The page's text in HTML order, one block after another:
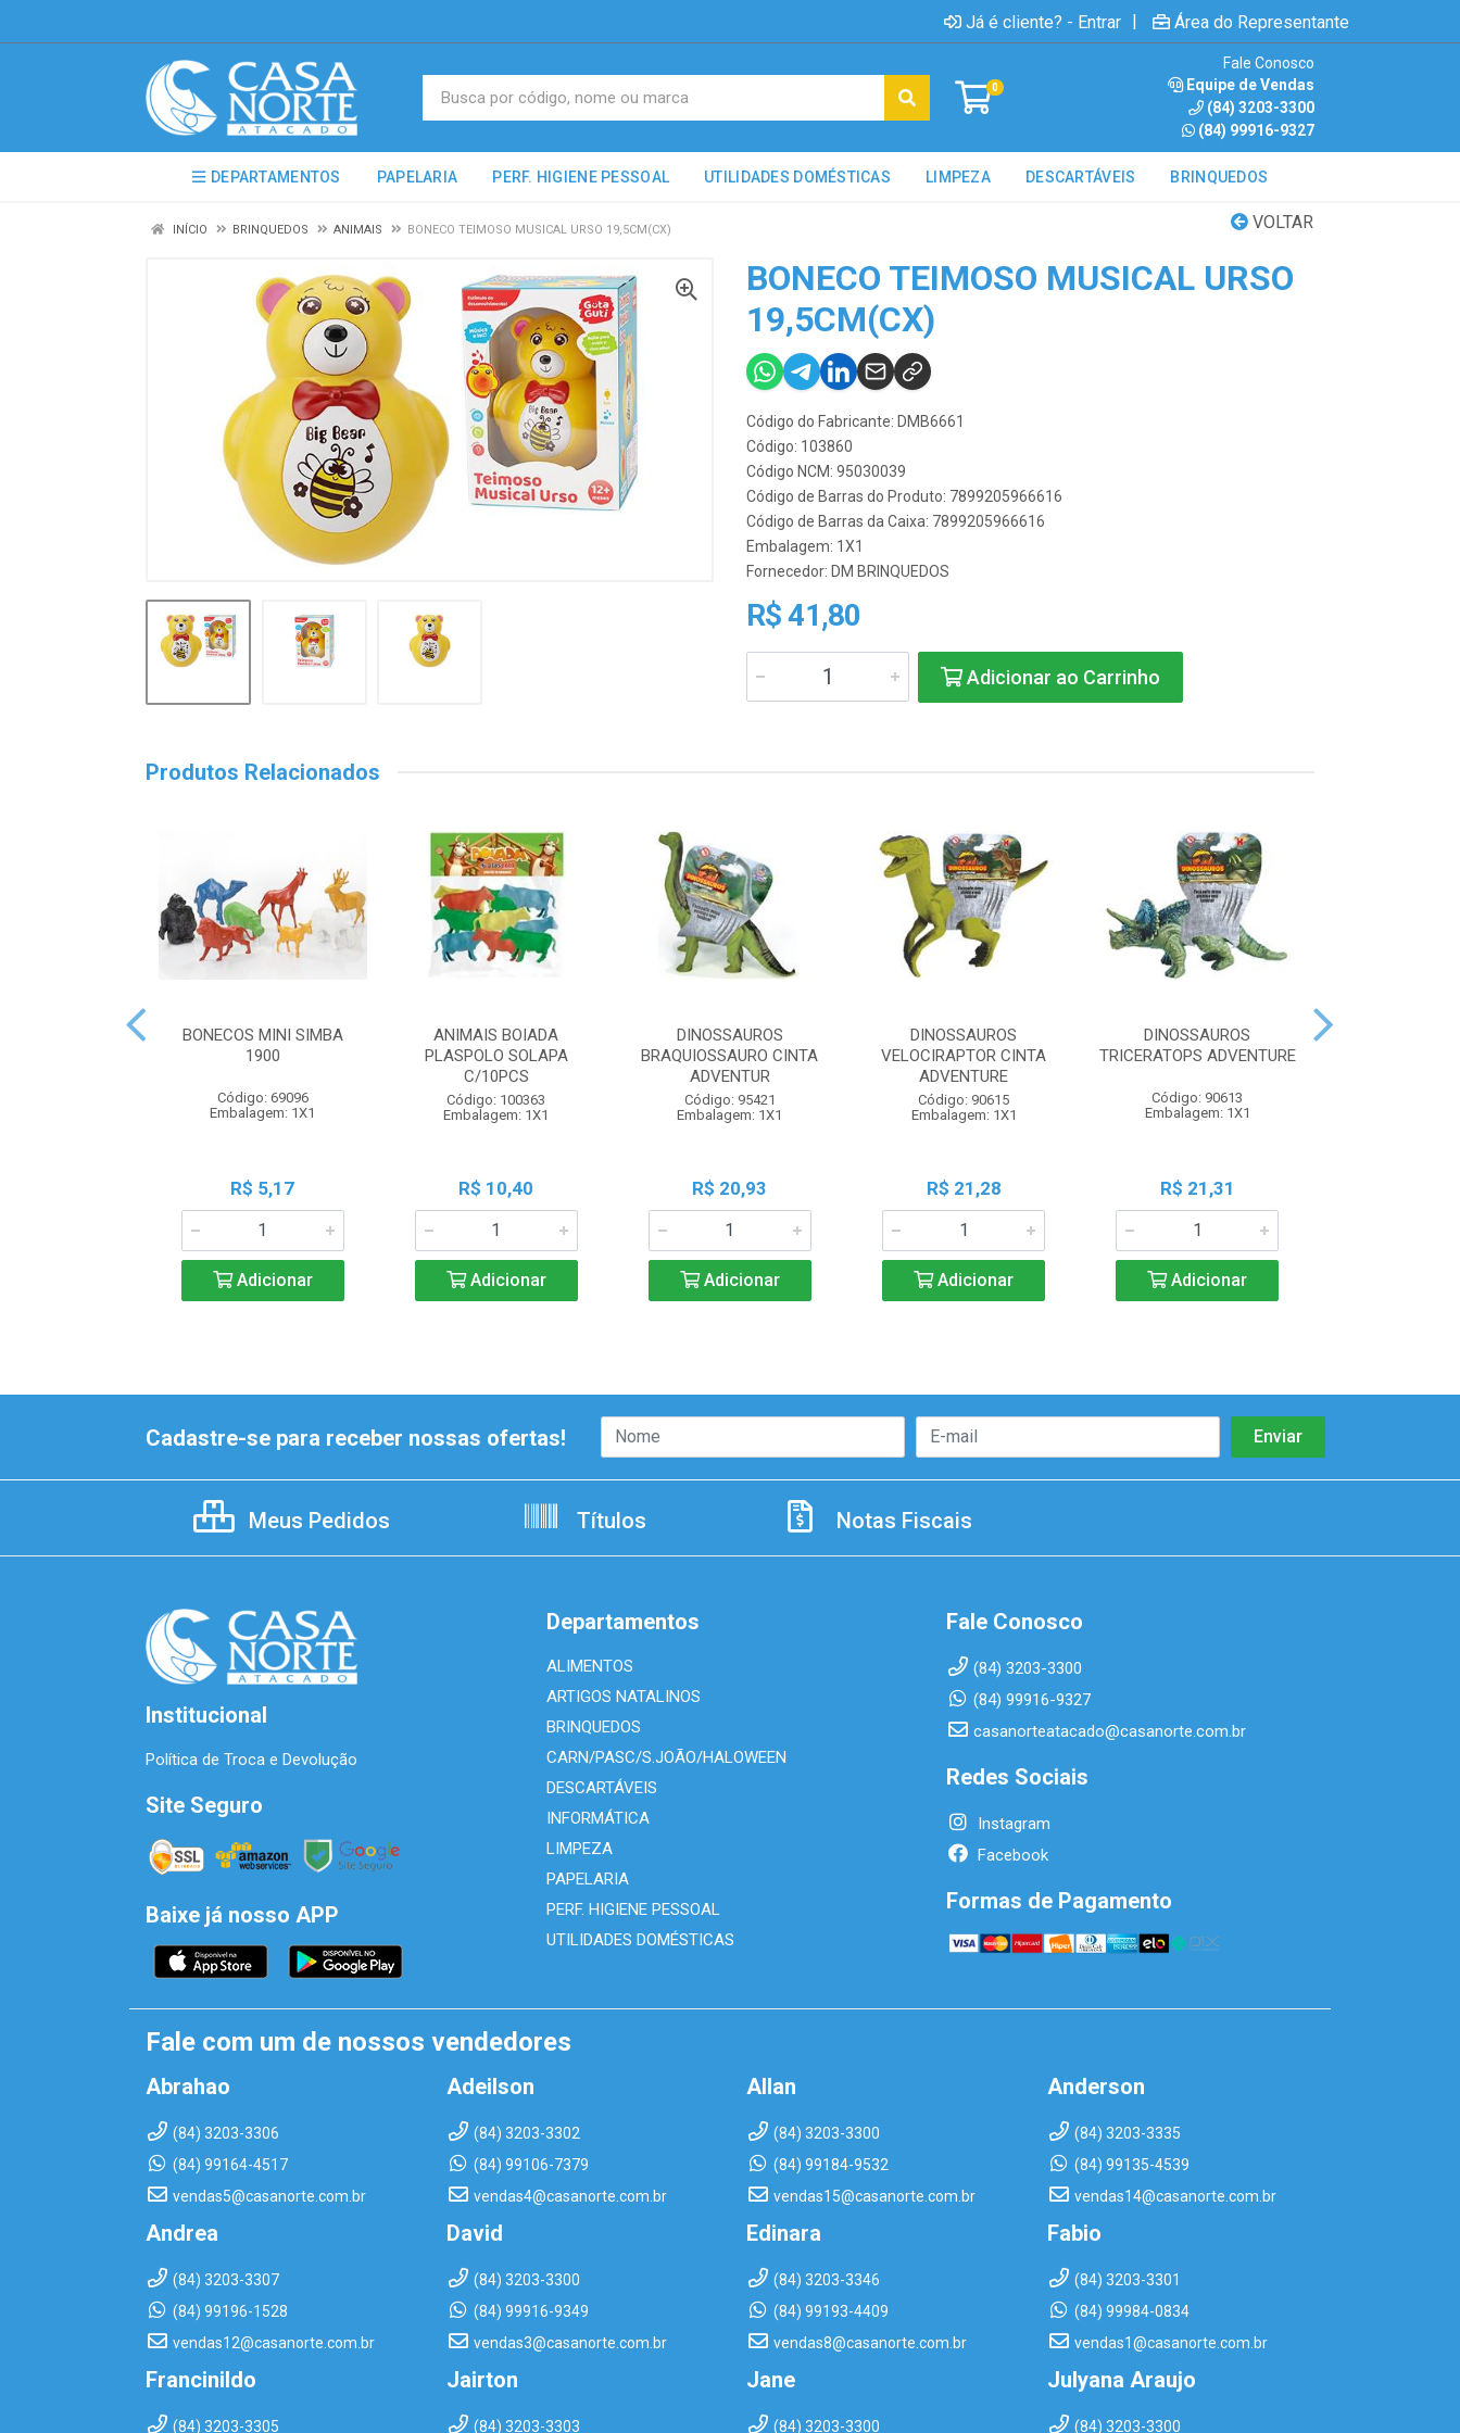
Já é cliente? - Entrar | Área do Representante
0
Fale Conosco
Equipe de Vendas
(84) 3203-3300
(84) 99916-9327
DEPARTAMENTOS PAPELARIA PERF. HIGIENE PESSOAL UTILIDADES DOMÉSTICAS LIMPEZA DESCARTÁVEIS BRINQUEDOS
VOLTAR
INÍCIO BRINQUEDOS ANIMAIS BONECO TEIMOSO MUSICAL URSO 19,5CM(CX)
BONECO TEIMOSO MUSICAL URSO
19,5CM(CX)
Código do Fabricante: DMB6661
Código: 103860
Código NCM: 95030039
Código de Barras do Produto: 7899205966616
Código de Barras da Caixa: 7899205966616
Embalagem: 1X1
Fornecedor: DM BRINQUEDOS
R$ 41,80
Adicionar ao Carrinho
Produtos Relacionados
BONECOS MINI SIMBA
1900
Código: 69096
Embalagem: 1X1
R$ 5,17
Adicionar
ANIMAIS BOIADA
PLASPOLO SOLAPA
C/10PCS
Código: 100363
Embalagem: 1X1
R$ 10,40
Adicionar
DINOSSAUROS
BRAQUIOSSAURO CINTA
ADVENTUR
Código: 95421
Embalagem: 1X1
R$ 20,93
Adicionar
DINOSSAUROS
VELOCIRAPTOR CINTA
ADVENTURE
Código: 90615
Embalagem: 1X1
R$ 21,28
Adicionar
DINOSSAUROS
TRICERATOPS ADVENTURE
Código: 90613
Embalagem: 1X1
R$ 21,31
Adicionar
Cadastre-se para receber nossas ofertas!
Meus Pedidos Títulos Notas Fiscais
Institucional
Política de Troca e Devolução
Site Seguro
Baixe já nosso APP
Departamentos
ALIMENTOS
ARTIGOS NATALINOS
BRINQUEDOS
CARN/PASC/S.JOÃO/HALOWEEN
DESCARTÁVEIS
INFORMÁTICA
LIMPEZA
PAPELARIA
PERF. HIGIENE PESSOAL
UTILIDADES DOMÉSTICAS
Fale Conosco
(84) 3203-3300
(84) 99916-9327
casanorteatacado@casanorte.com.br
Redes Sociais
Instagram
Facebook
Formas de Pagamento
Fale com um de nossos vendedores
Abrahao
(84) 3203-3306
(84) 99164-4517
vendas5@casanorte.com.br
Adeilson
(84) 3203-3302
(84) 99106-7379
vendas4@casanorte.com.br
Allan
(84) 3203-3300
(84) 99184-9532
vendas15@casanorte.com.br
Anderson
(84) 3203-3335
(84) 99135-4539
vendas14@casanorte.com.br
Andrea
(84) 3203-3307
(84) 99196-1528
vendas12@casanorte.com.br
David
(84) 3203-3300
(84) 99916-9349
vendas3@casanorte.com.br
Edinara
(84) 3203-3346
(84) 99193-4409
vendas8@casanorte.com.br
Fabio
(84) 3203-3301
(84) 99984-0834
vendas1@casanorte.com.br
Francinildo
(84) 3203-3305
Jairton
(84) 3203-3303
Jane
(84) 3203-3300
Julyana Araujo
(84) 3203-3300